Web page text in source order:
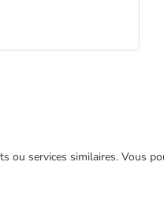
services similaires. Vous